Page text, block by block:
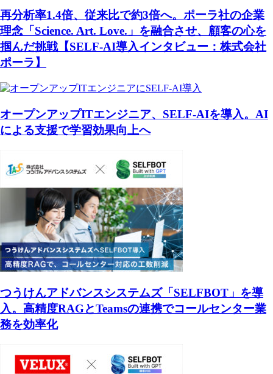
再分析率1.4倍、従来比で約3倍へ。ポーラ社の企業
理念「Science. Art. Love.」を融合させ、顧客の心を
掴んだ挑戦【SELF-AI導入インタビュー：株式会社
ポーラ】
オープンアップITエンジニア、SELF-AIを導入。AI
による支援で学習効果向上へ
つうけんアドバンスシステムズ「SELFBOT」を導
入。高精度RAGとTeamsの連携でコールセンター業
務を効率化